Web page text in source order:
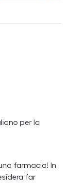
per la
farmacia! In
far